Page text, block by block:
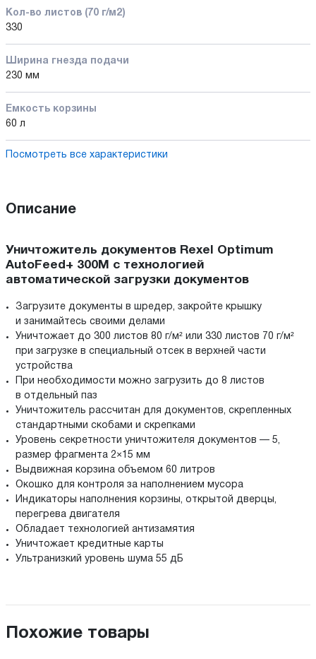
Кол-во листов (70 г/м2)
330
Ширина гнезда подачи
230 мм
Емкость корзины
60 л
Посмотреть все характеристики
Описание
Уничтожитель документов Rexel Optimum
AutoFeed+ 300M с технологией
автоматической загрузки документов
Загрузите документы в шредер, закройте крышку
и занимайтесь своими делами
Уничтожает до 300 листов 80 г/м² или 330 листов 70 г/м²
при загрузке в специальный отсек в верхней части
устройства
При необходимости можно загрузить до 8 листов
в отдельный паз
Уничтожитель рассчитан для документов, скрепленных
стандартными скобами и скрепками
Уровень секретности уничтожителя документов — 5,
размер фрагмента 2×15 мм
Выдвижная корзина объемом 60 литров
Окошко для контроля за наполнением мусора
Индикаторы наполнения корзины, открытой дверцы,
перегрева двигателя
Обладает технологией антизамятия
Уничтожает кредитные карты
Ультранизкий уровень шума 55 дБ
Похожие товары